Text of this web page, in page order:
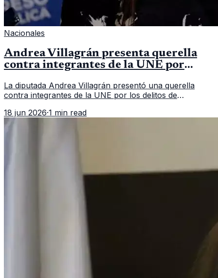
Nacionales
Andrea Villagrán presenta querella
contra integrantes de la UNE por
La diputada Andrea Villagrán presentó una querella
contra integrantes de la UNE por los delitos de
18 jun 2026·1 min read